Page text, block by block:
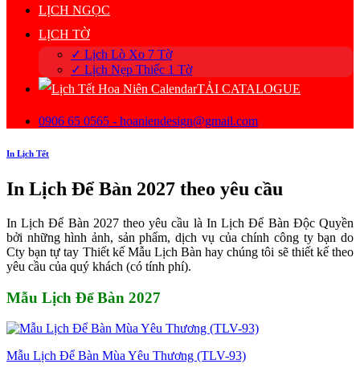
LỊCH NGỌC
LỊCH TỜ
✓ Lịch Lò Xo 7 Tờ
✓ Lịch Nẹp Thiếc 1 Tờ
TẢI CATALOGUE
0906 65 0565 - hoaniendesign@gmail.com
In Lịch Tết
In Lịch Để Bàn 2027 theo yêu cầu
In Lịch Để Bàn 2027 theo yêu cầu là In Lịch Để Bàn Độc Quyền
bởi những hình ảnh, sản phẩm, dịch vụ của chính công ty bạn do
Cty bạn tự tay Thiết kế Mẫu Lịch Bàn hay chúng tôi sẽ thiết kế theo
yêu cầu của quý khách (có tính phí).
Mẫu Lịch Để Bàn 2027
Mẫu Lịch Để Bàn Mùa Yêu Thương (TLV-93)